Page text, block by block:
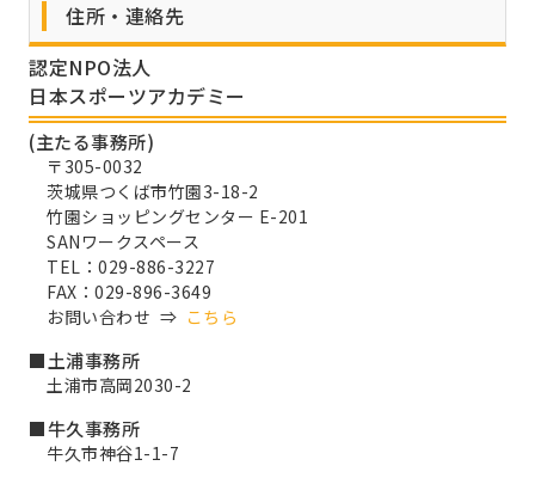
住所・連絡先
認定NPO法人
日本スポーツアカデミー
(主たる事務所)
〒305-0032
茨城県つくば市竹園3-18-2
竹園ショッピングセンター E-201
SANワークスペース
TEL：029-886-3227
FAX：029-896-3649
お問い合わせ ⇒ こちら
■土浦事務所
土浦市高岡2030-2
■牛久事務所
牛久市神谷1-1-7